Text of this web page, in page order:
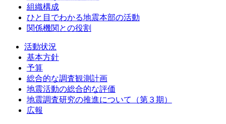
組織構成
ひと目でわかる地震本部の活動
関係機関との役割
活動状況
基本方針
予算
総合的な調査観測計画
地震活動の総合的な評価
地震調査研究の推進について（第３期）
広報